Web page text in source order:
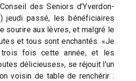
des Seniors d’Yverdon-
jeudi passé, les bénéficiaires
sourire aux lèvres, et malgré le
et tous sont enchantés. «Je
fois cette année, et les
délicieuses», se réjouit l’un
voisin de table de renchérir :